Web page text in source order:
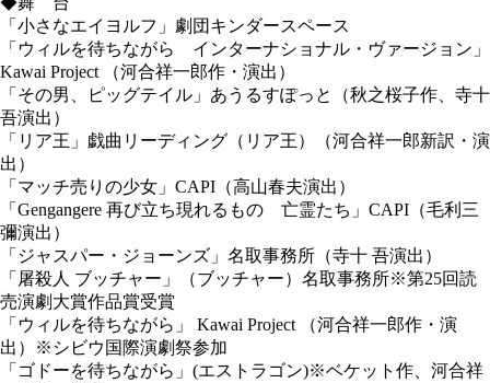
「小さなエイヨルフ」劇団キンダースペース
「ウィルを待ちながら インターナショナル・ヴァージョン」
Kawai Project （河合祥一郎作・演出）
「その男、ピッグテイル」あうるすぽっと（秋之桜子作、寺十
吾演出）
「リア王」戯曲リーディング（リア王）（河合祥一郎新訳・演
出）
「マッチ売りの少女」CAPI（高山春夫演出）
「Gengangere 再び立ち現れるもの 亡霊たち」CAPI（毛利三
彌演出）
「ジャスパー・ジョーンズ」名取事務所（寺十 吾演出）
「屠殺人 ブッチャー」（ブッチャー）名取事務所※第25回読
売演劇大賞作品賞受賞
「ウィルを待ちながら」 Kawai Project （河合祥一郎作・演
出）※シビウ国際演劇祭参加
「ゴドーを待ちながら」(エストラゴン)※ベケット作、河合祥